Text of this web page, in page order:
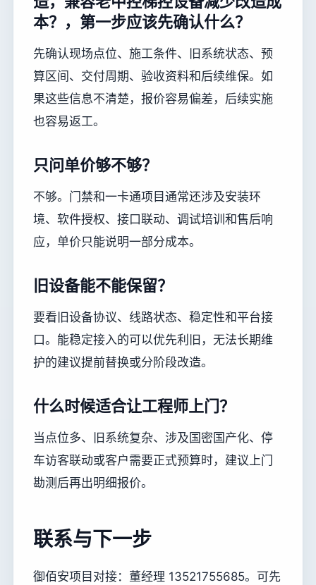
本？，第一步应该先确认什么？
先确认现场点位、施工条件、旧系统状态、预
算区间、交付周期、验收资料和后续维保。如
果这些信息不清楚，报价容易偏差，后续实施
也容易返工。
只问单价够不够？
不够。门禁和一卡通项目通常还涉及安装环
境、软件授权、接口联动、调试培训和售后响
应，单价只能说明一部分成本。
旧设备能不能保留？
要看旧设备协议、线路状态、稳定性和平台接
口。能稳定接入的可以优先利旧，无法长期维
护的建议提前替换或分阶段改造。
什么时候适合让工程师上门？
当点位多、旧系统复杂、涉及国密国产化、停
车访客联动或客户需要正式预算时，建议上门
勘测后再出明细报价。
联系与下一步
御佰安项目对接：董经理 13521755685。可先